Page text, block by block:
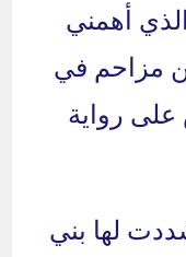
أهمني
مزاحم في
على رواية
لها بني